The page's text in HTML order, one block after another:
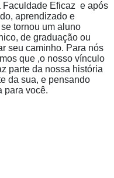
Faculdade Eficaz e após
aprendizado e
tornou um aluno
de graduação ou
seu caminho. Para nós
que ,o nosso vínculo
parte da nossa história
da sua, e pensando
para você.